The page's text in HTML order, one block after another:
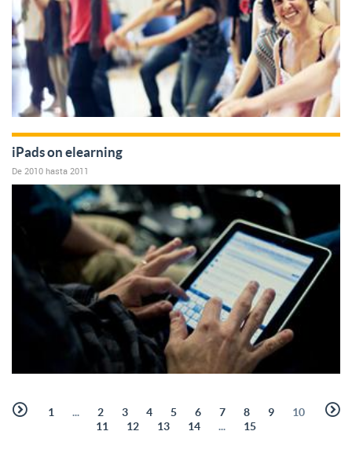
iPads on elearning
De 2010 hasta 2011
1 ... 2 3 4 5 6 7 8 9
10
11
12 13 14 ... 15